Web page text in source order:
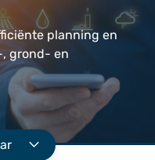
planning en
grond- en